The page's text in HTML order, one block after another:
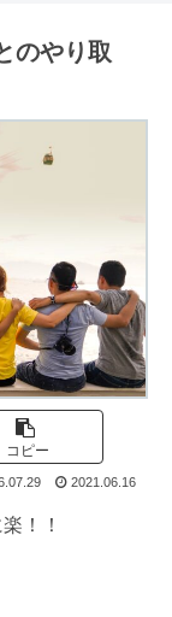
のやり取
コピー
2021.06.16
！！